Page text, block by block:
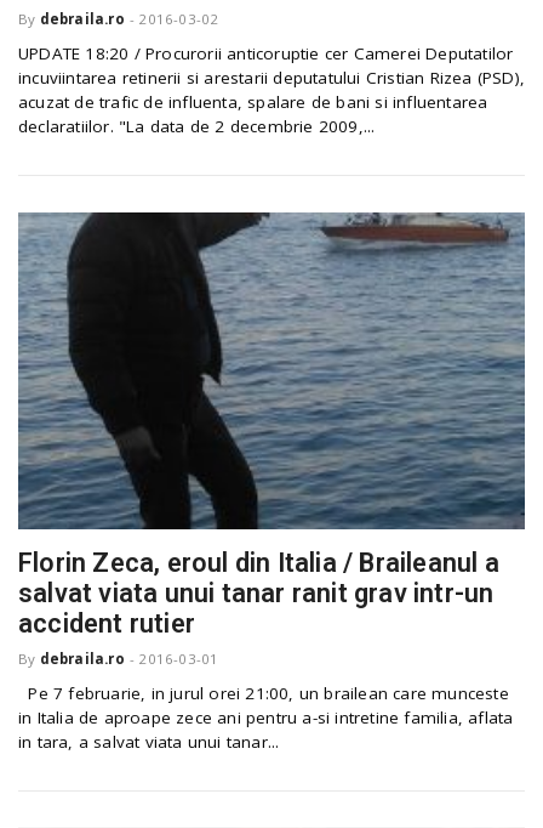
By debraila.ro - 2016-03-02
UPDATE 18:20 / Procurorii anticoruptie cer Camerei Deputatilor
incuviintarea retinerii si arestarii deputatului Cristian Rizea (PSD),
acuzat de trafic de influenta, spalare de bani si influentarea
declaratiilor. "La data de 2 decembrie 2009,...
Florin Zeca, eroul din Italia / Braileanul a
salvat viata unui tanar ranit grav intr-un
accident rutier
By debraila.ro - 2016-03-01
Pe 7 februarie, in jurul orei 21:00, un brailean care munceste
in Italia de aproape zece ani pentru a-si intretine familia, aflata
in tara, a salvat viata unui tanar...